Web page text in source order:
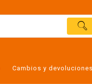
Cambios y devoluciones